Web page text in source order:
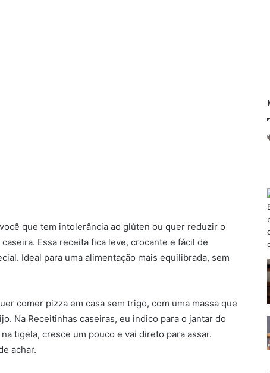
que tem intolerância ao glúten ou quer reduzir o
Essa receita fica leve, crocante e fácil de
Ideal para uma alimentação mais equilibrada, sem
comer pizza em casa sem trigo, com uma massa que
Na Receitinhas caseiras, eu indico para o jantar do
tigela, cresce um pouco e vai direto para assar.
achar.